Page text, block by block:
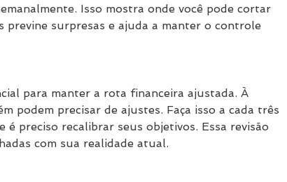
Isso mostra onde você pode cortar
previne surpresas e ajuda a manter o controle
para manter a rota financeira ajustada. À
podem precisar de ajustes. Faça isso a cada três
é preciso recalibrar seus objetivos. Essa revisão
com sua realidade atual.